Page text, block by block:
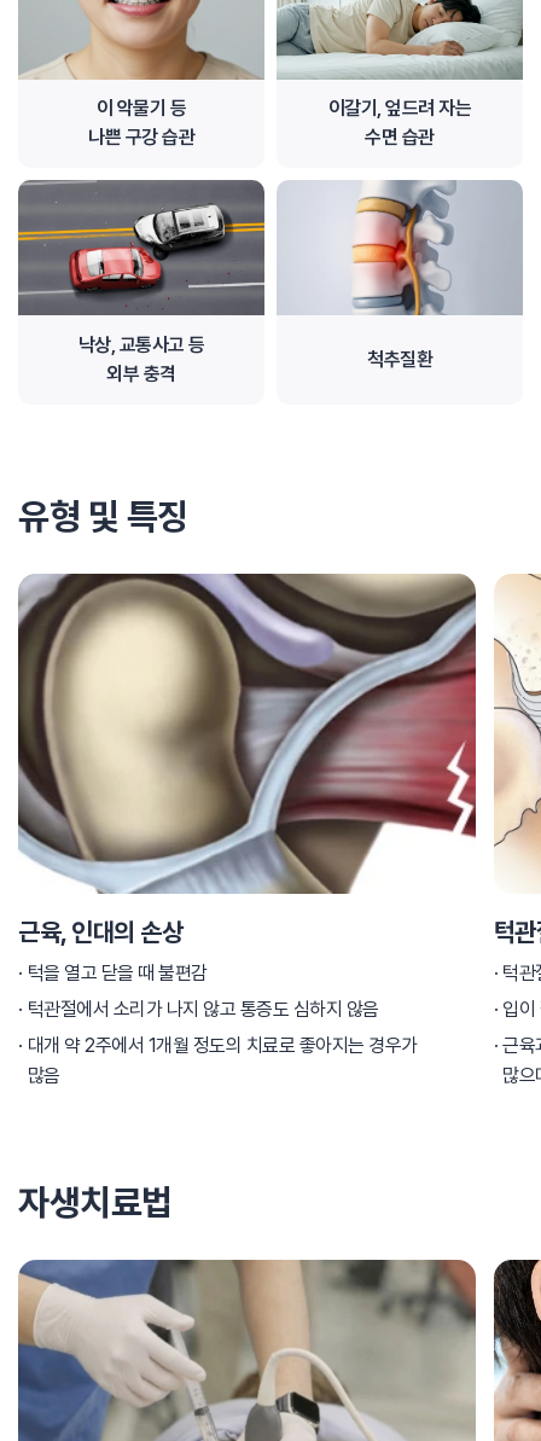
이 악물기 등
나쁜 구강 습관
이갈기, 엎드려 자는
수면 습관
낙상, 교통사고 등
외부 충격
척추질환
유형 및 특징
근육, 인대의 손상
턱을 열고 닫을 때 불편감
턱관절에서 소리가 나지 않고 통증도 심하지 않음
대개 약 2주에서 1개월 정도의 치료로 좋아지는 경우가
많음
턱
턱관
입이
근육
많으
자생치료법